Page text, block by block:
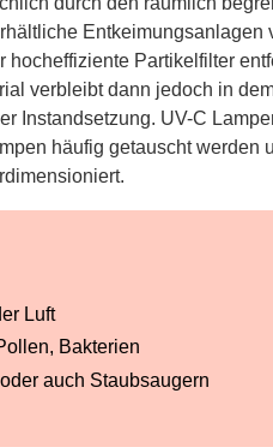
Partikelfilter
verbleibt dann jedoch in
Instandsetzung. UV-C
häufig getauscht werden
Luft
Bakterien
auch Staubsaugern